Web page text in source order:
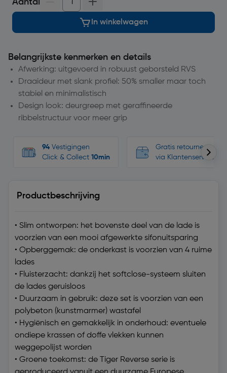
Aantal
In winkelwagen
Belangrijkste kenmerken en details
Afwerking: uitgevoerd in robuust geborsteld RVS
Draaideur met slank profiel: 50% smaller maar toch
stabiel en minimalistisch
Design look: deurgreep met geraffineerde
ribbelstructuur voor meer grip
94 Vestigingen
Click & Collect 10min
Gratis retourneren,
via Klantenservice
Productbeschrijving
• Slim ontworpen: het bovenste deel van de lade is
voorzien van een mooi afgewerkte sifonuitsparing
• Opberggemak: de onderkast is voorzien van 4 ruime
lades
• Fluisterzacht: dankzij het softclose-systeem sluiten
de lades geruisloos
• Duurzaam in gebruik: deze set is voorzien van een
polybeton (kunstmarmer) wastafel
• Hygiënisch en gemakkelijk in onderhoud: eventuele
ondiepe krassen of doffe vlekken kunnen
weggepolijst worden
• Groene toekomst: de Tiger Reverse serie is